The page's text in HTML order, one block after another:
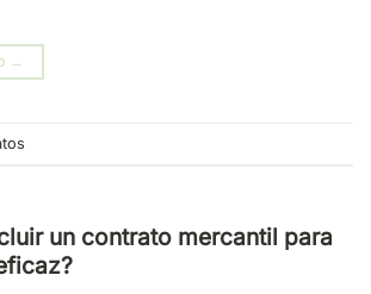
→
un contrato mercantil para